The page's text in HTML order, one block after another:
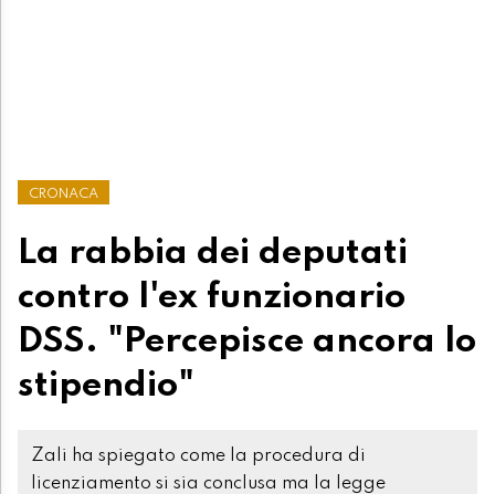
CRONACA
La rabbia dei deputati
contro l'ex funzionario
DSS. "Percepisce ancora lo
stipendio"
Zali ha spiegato come la procedura di
licenziamento si sia conclusa ma la legge